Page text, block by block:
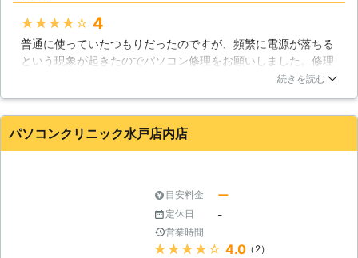
でご相談を。 ●年中無休で営業して
います！ 当店は年中無休で営業して
いますので、平日はお仕事で忙しいと
いう方も土日や祝日など都合の良いス
ケジュール調整を組みます。 いつで
もご利用いただけますのでお任せくだ
さい。
★★★★★ 4
普通に使っていたつもりだったのですが、頻繁に電源が落ちる
という現象が起きたのでパソコン修理をお願いしました。修理
といってもソフトウェアの不具合などを見てもらった感じで、
ービスだと思いますね。
茨城県 土浦市 2016年12月16日
続きを読む
パソコンクリニック水戸店内店
目安料金 ー
定休日 -
営業時間
★★★★★ 4.0（2）